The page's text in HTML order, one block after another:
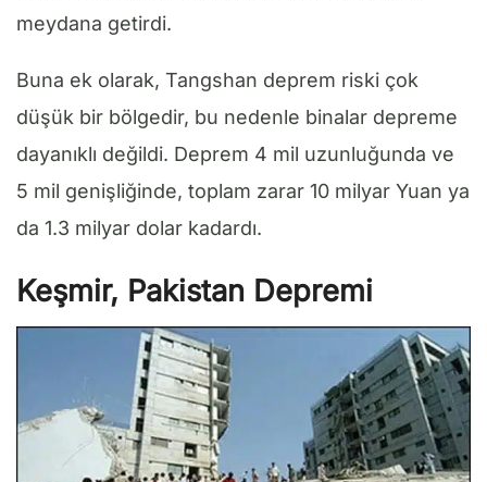
meydana getirdi.
Buna ek olarak, Tangshan deprem riski çok
düşük bir bölgedir, bu nedenle binalar depreme
dayanıklı değildi. Deprem 4 mil uzunluğunda ve
5 mil genişliğinde, toplam zarar 10 milyar Yuan ya
da 1.3 milyar dolar kadardı.
Keşmir, Pakistan Depremi